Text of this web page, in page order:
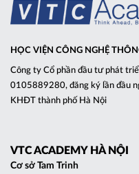
HỌC VIỆN CÔNG NGHỆ
Công ty Cổ phần đầu tư phát
0105889280, đăng ký lần đầu
KHĐT thành phố Hà Nội
VTC ACADEMY HÀ NỘI
Cơ sở Tam Trinh